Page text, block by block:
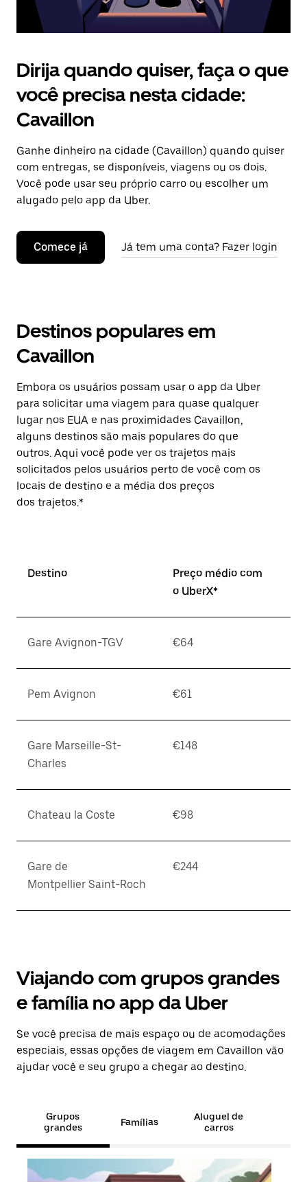
Dirija quando quiser, faça o que
você precisa nesta cidade:
Cavaillon
Ganhe dinheiro na cidade (Cavaillon) quando quiser
com entregas, se disponíveis, viagens ou os dois.
Você pode usar seu próprio carro ou escolher um
alugado pelo app da Uber.
Comece já Já tem uma conta? Fazer login
Destinos populares em
Cavaillon
Embora os usuários possam usar o app da Uber
para solicitar uma viagem para quase qualquer
lugar nos EUA e nas proximidades Cavaillon,
alguns destinos são mais populares do que
outros. Aqui você pode ver os trajetos mais
solicitados pelos usuários perto de você com os
locais de destino e a média dos preços
dos trajetos.*
Destino
Preço médio com
o UberX*
Gare Avignon-TGV €64
Pem Avignon €61
Gare Marseille-St-
Charles
€148
Chateau la Coste €98
Gare de
Montpellier Saint-Roch
€244
Viajando com grupos grandes
e família no app da Uber
Se você precisa de mais espaço ou de acomodações
especiais, essas opções de viagem em Cavaillon vão
ajudar você e seu grupo a chegar ao destino.
Grupos
grandes
Famílias
Aluguel de
carros